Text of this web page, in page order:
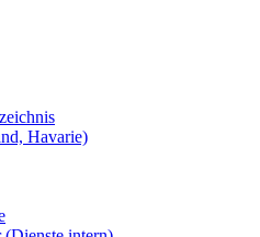
Havarie)